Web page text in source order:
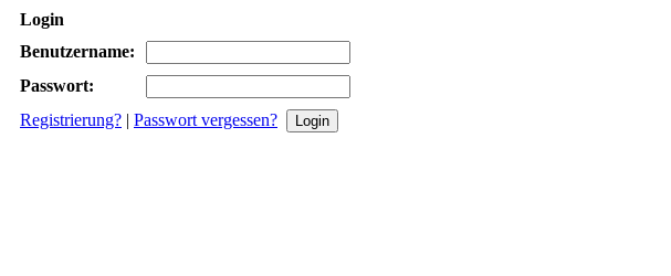
Login
Benutzername:
Passwort:
Registrierung? | Passwort vergessen?